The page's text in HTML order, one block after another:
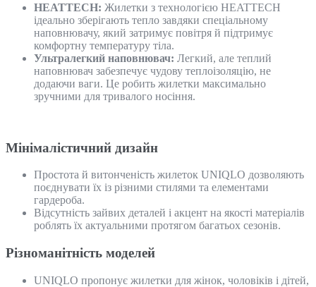
HEATTECH: Жилетки з технологією HEATTECH
ідеально зберігають тепло завдяки спеціальному
наповнювачу, який затримує повітря й підтримує
комфортну температуру тіла.
Ультралегкий наповнювач: Легкий, але теплий
наповнювач забезпечує чудову теплоізоляцію, не
додаючи ваги. Це робить жилетки максимально
зручними для тривалого носіння.
Мінімалістичний дизайн
Простота й витонченість жилеток UNIQLO дозволяють
поєднувати їх із різними стилями та елементами
гардероба.
Відсутність зайвих деталей і акцент на якості матеріалів
роблять їх актуальними протягом багатьох сезонів.
Різноманітність моделей
UNIQLO пропонує жилетки для жінок, чоловіків і дітей,